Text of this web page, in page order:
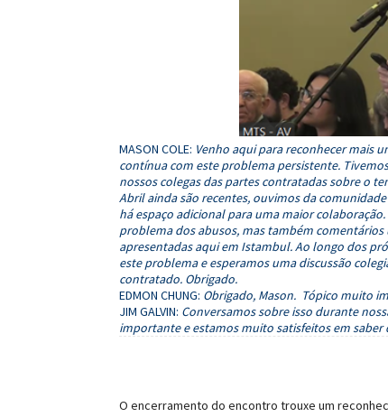
MASON COLE: Venho aqui para reconhecer mais
contínua com este problema persistente.
nossos colegas das partes contratadas sobre o
Abril ainda são recentes, ouvimos da
há espaço adicional para uma maior
problema dos abusos, mas também
apresentadas aqui em Istambul. Ao longo dos
este problema e esperamos uma discussão
contratado. Obrigado.
EDMON CHUNG: Obrigado, Mason. Tópico muito
JIM GALVIN: Conversamos sobre isso durante
importante e estamos muito satisfeitos em
O encerramento do encontro trouxe um